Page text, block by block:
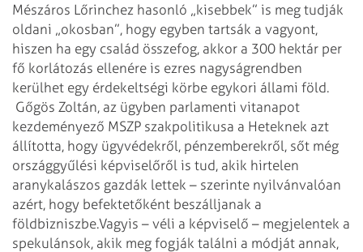
Mészáros Lőrinchez hasonló „kisebbek” is meg tudják
oldani „okosban”, hogy egyben tartsák a vagyont,
hiszen ha egy család összefog, akkor a 300 hektár per
fő korlátozás ellenére is ezres nagyságrendben
kerülhet egy érdekeltségi körbe egykori állami föld.
Gőgös Zoltán, az ügyben parlamenti vitanapot
kezdeményező MSZP szakpolitikusa a Heteknek azt
állította, hogy ügyvédekről, pénzemberekről, sőt még
országgyűlési képviselőről is tud, akik hirtelen
aranykalászos gazdák lettek – szerinte nyilvánvalóan
azért, hogy befek­tetőként beszálljanak a
földbizniszbe.Vagyis – véli a képviselő – megjelentek a
spe­kulánsok, akik meg fogják találni a módját annak,